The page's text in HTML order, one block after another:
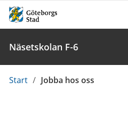
Näsetskolan F-6
Du
Start / Jobba hos oss